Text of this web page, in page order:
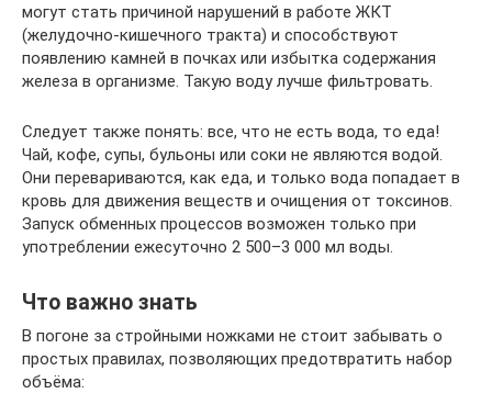
могут стать причиной нарушений в работе ЖКТ
(желудочно-кишечного тракта) и способствуют
появлению камней в почках или избытка содержания
железа в организме. Такую воду лучше фильтровать.
Следует также понять: все, что не есть вода, то еда!
Чай, кофе, супы, бульоны или соки не являются водой.
Они перевариваются, как еда, и только вода попадает в
кровь для движения веществ и очищения от токсинов.
Запуск обменных процессов возможен только при
употреблении ежесуточно 2 500–3 000 мл воды.
Что важно знать
В погоне за стройными ножками не стоит забывать о
простых правилах, позволяющих предотвратить набор
объёма: